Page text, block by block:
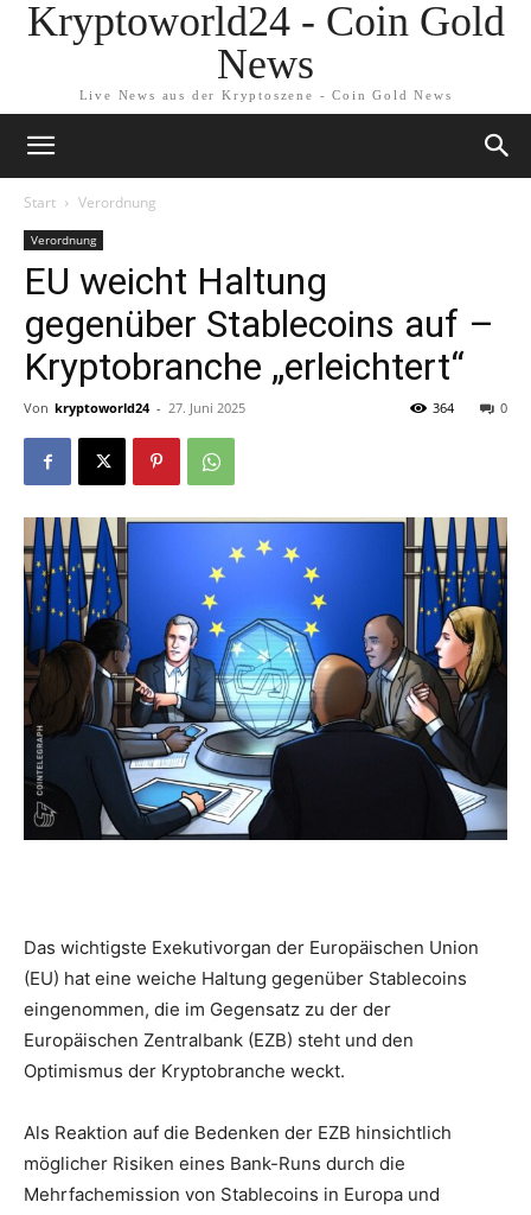
Kryptoworld24 - Coin Gold
News
Live News aus der Kryptoszene - Coin Gold News
Start Verordnung
Verordnung
EU weicht Haltung
gegenüber Stablecoins auf –
Kryptobranche „erleichtert“
Von kryptoworld24 - 27. Juni 2025 0
364
Das wichtigste Exekutivorgan der Europäischen Union
(EU) hat eine weiche Haltung gegenüber Stablecoins
eingenommen, die im Gegensatz zu der der
Europäischen Zentralbank (EZB) steht und den
Optimismus der Kryptobranche weckt.
Als Reaktion auf die Bedenken der EZB hinsichtlich
möglicher Risiken eines Bank-Runs durch die
Mehrfachemission von Stablecoins in Europa und